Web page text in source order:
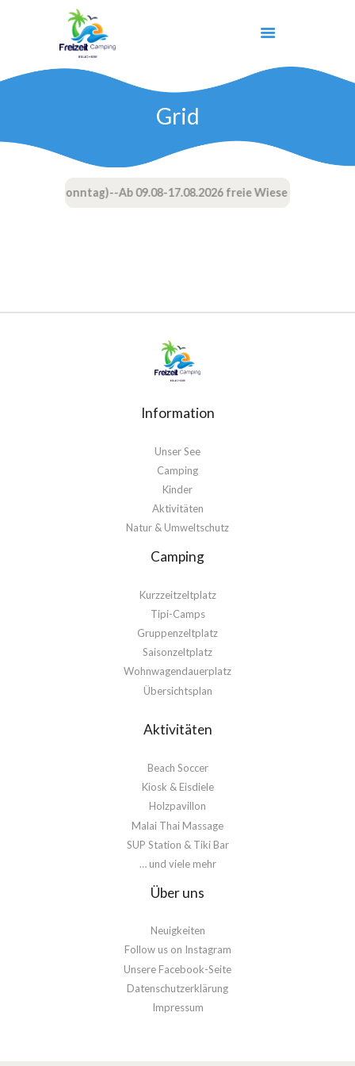
Grid
(Montag-Sonntag)--Ab 09.08-17.08.2026 freie Wiese
UNSER SEE
KINDER
Information
Unser See
Camping
Kinder
Aktivitäten
Natur & Umweltschutz
Camping
Kurzzeitzeltplatz
Tipi-Camps
Gruppenzeltplatz
Saisonzeltplatz
Wohnwagendauerplatz
Übersichtsplan
Aktivitäten
Beach Soccer
Kiosk & Eisdiele
Holzpavillon
Malai Thai Massage
SUP Station & Tiki Bar
… und viele mehr
Über uns
Neuigkeiten
Follow us on Instagram
Unsere Facebook-Seite
Datenschutzerklärung
Impressum